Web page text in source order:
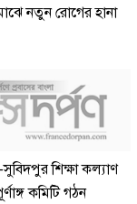
নতুন রোগের হানা
শিক্ষা কল্যাণ
কমিটি গঠন